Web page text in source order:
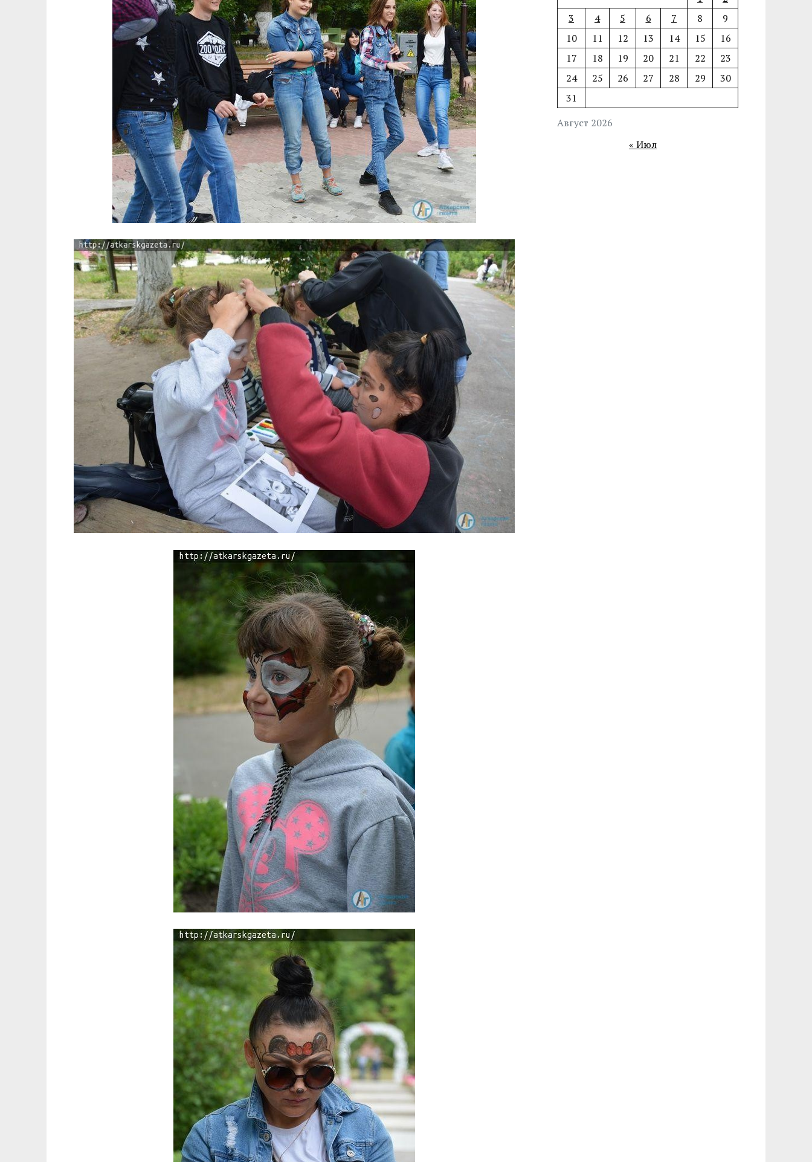
Август 2026
3
4 5 6 7 8
9
10
11 12 13 14 15
16
17
18 19 20 21 22
23
24
25 26 27 28 29
30
31
« Июл